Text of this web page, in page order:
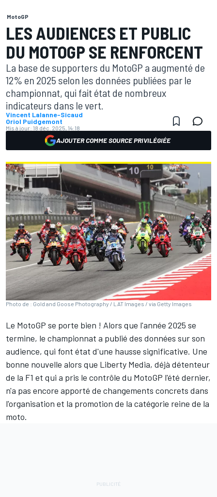
MotoGP
LES AUDIENCES ET PUBLIC
DU MOTOGP SE RENFORCENT
La base de supporters du MotoGP a augmenté de
12% en 2025 selon les données publiées par le
championnat, qui fait état de nombreux
indicateurs dans le vert.
Vincent Lalanne-Sicaud
Oriol Puidgemont
Mis à jour: 18 déc. 2025, 14:18
AJOUTER COMME SOURCE PRIVILÉGIÉE
Photo de : Gold and Goose Photography / LAT Images / via Getty Images
Le MotoGP se porte bien ! Alors que l'année 2025 se
termine, le championnat a publié des données sur son
audience, qui font état d'une hausse significative. Une
bonne nouvelle alors que Liberty Media, déjà détenteur
de la F1 et qui a pris le contrôle du MotoGP l'été dernier,
n'a pas encore apporté de changements concrets dans
l'organisation et la promotion de la catégorie reine de la
moto.